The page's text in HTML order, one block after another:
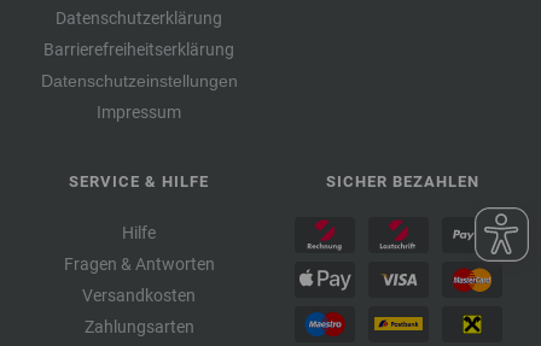
Datenschutzerklärung
Barrierefreiheitserklärung
Datenschutzeinstellungen
Impressum
SERVICE & HILFE
Hilfe
Fragen & Antworten
Versandkosten
Zahlungsarten
SICHER BEZAHLEN